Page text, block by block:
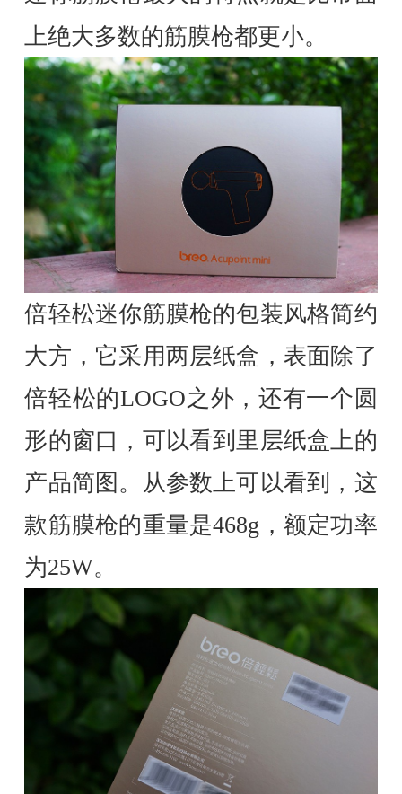
上绝大多数的筋膜枪都更小。
倍轻松迷你筋膜枪的包装风格简约
大方，它采用两层纸盒，表面除了
倍轻松的LOGO之外，还有一个圆
形的窗口，可以看到里层纸盒上的
产品简图。从参数上可以看到，这
款筋膜枪的重量是468g，额定功率
为25W。